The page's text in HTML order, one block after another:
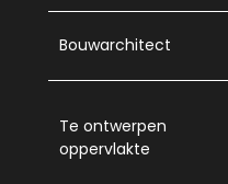
Bouwarchitect
Te ontwerpen
oppervlakte